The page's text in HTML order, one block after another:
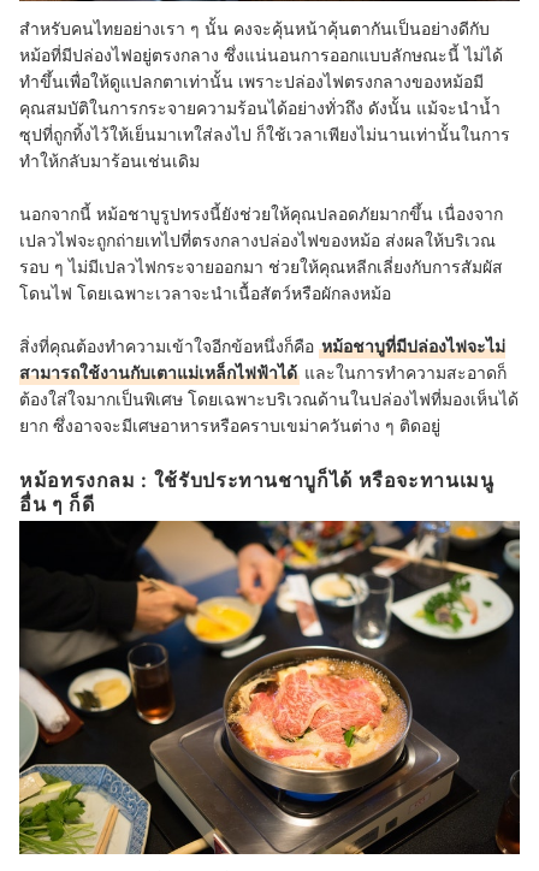
สำหรับคนไทยอย่างเรา ๆ นั้น คงจะคุ้นหน้าคุ้นตากันเป็นอย่างดีกับ
หม้อที่มีปล่องไฟอยู่ตรงกลาง ซึ่งแน่นอนการออกแบบลักษณะนี้ ไม่ได้
ทำขึ้นเพื่อให้ดูแปลกตาเท่านั้น เพราะปล่องไฟตรงกลางของหม้อมี
คุณสมบัติในการกระจายความร้อนได้อย่างทั่วถึง ดังนั้น แม้จะนำน้ำ
ซุปที่ถูกทิ้งไว้ให้เย็นมาเทใส่ลงไป ก็ใช้เวลาเพียงไม่นานเท่านั้นในการ
ทำให้กลับมาร้อนเช่นเดิม
นอกจากนี้ หม้อชาบูรูปทรงนี้ยังช่วยให้คุณปลอดภัยมากขึ้น เนื่องจาก
เปลวไฟจะถูกถ่ายเทไปที่ตรงกลางปล่องไฟของหม้อ ส่งผลให้บริเวณ
รอบ ๆ ไม่มีเปลวไฟกระจายออกมา ช่วยให้คุณหลีกเลี่ยงกับการสัมผัส
โดนไฟ โดยเฉพาะเวลาจะนำเนื้อสัตว์หรือผักลงหม้อ
สิ่งที่คุณต้องทำความเข้าใจอีกข้อหนึ่งก็คือ หม้อชาบูที่มีปล่องไฟจะไม่
สามารถใช้งานกับเตาแม่เหล็กไฟฟ้าได้ และในการทำความสะอาดก็
ต้องใส่ใจมากเป็นพิเศษ โดยเฉพาะบริเวณด้านในปล่องไฟที่มองเห็นได้
ยาก ซึ่งอาจจะมีเศษอาหารหรือคราบเขม่าควันต่าง ๆ ติดอยู่
หม้อทรงกลม : ใช้รับประทานชาบูก็ได้ หรือจะทานเมนู
อื่น ๆ ก็ดี